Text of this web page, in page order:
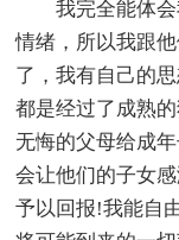
我完全能体
情绪，所以我跟
了，我有自己的
都是经过了成熟
无悔的父母给成
会让他们的子女
予以回报!我能自